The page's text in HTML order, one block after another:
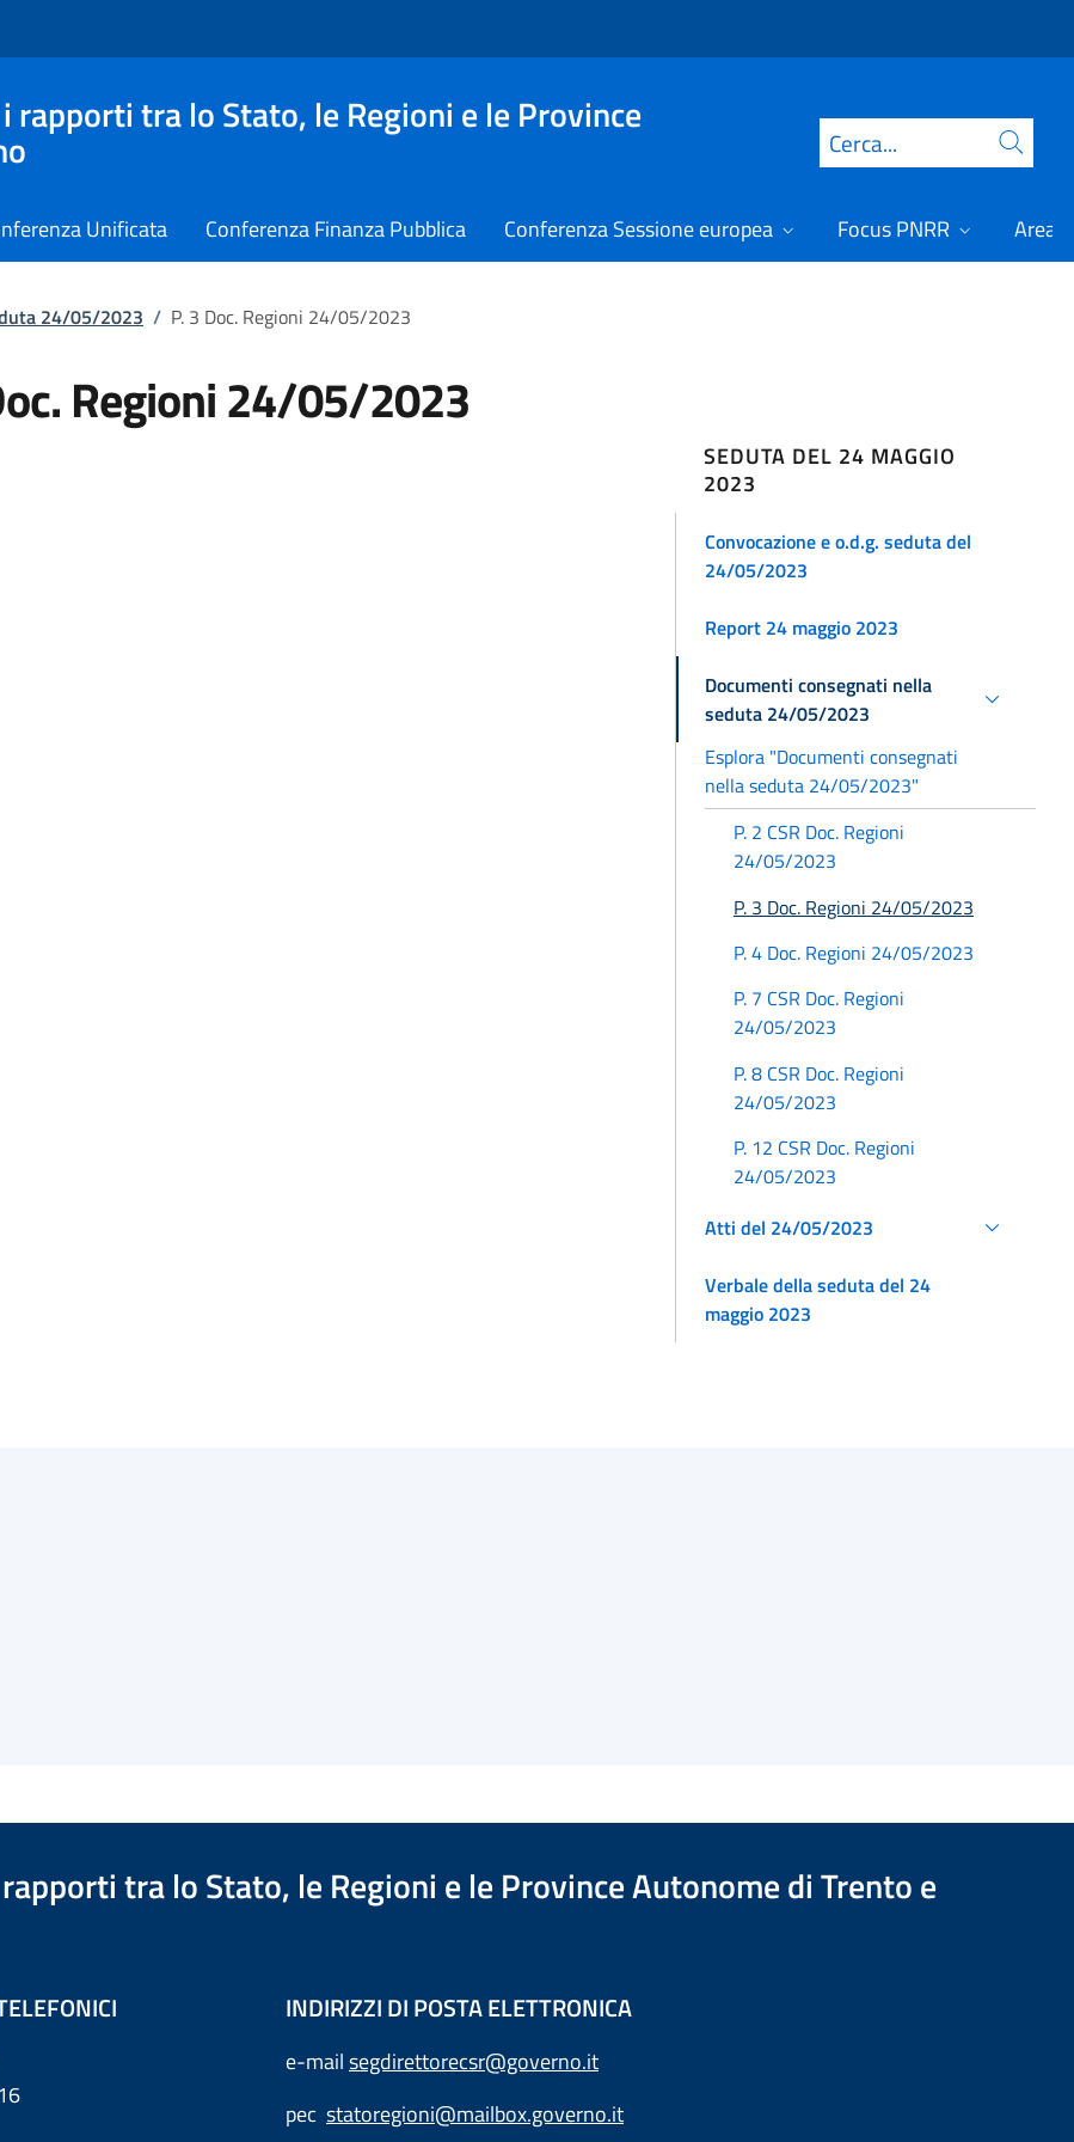
rapporti tra lo Stato, le Regioni e le Province
Cerca
Unificata Conferenza Finanza Pubblica Conferenza Sessione europea Focus PNRR Area
24/05/2023 / P. 3 Doc. Regioni 24/05/2023
Regioni 24/05/2023
SEDUTA DEL 24 MAGGIO
2023
Convocazione e o.d.g. seduta del
24/05/2023
Report 24 maggio 2023
Documenti consegnati nella
seduta 24/05/2023
Esplora "Documenti consegnati
nella seduta 24/05/2023"
P. 2 CSR Doc. Regioni
24/05/2023
P. 3 Doc. Regioni 24/05/2023
P. 4 Doc. Regioni 24/05/2023
P. 7 CSR Doc. Regioni
24/05/2023
P. 8 CSR Doc. Regioni
24/05/2023
P. 12 CSR Doc. Regioni
24/05/2023
Atti del 24/05/2023
Verbale della seduta del 24
maggio 2023
tra lo Stato, le Regioni e le Province Autonome di Trento e
INDIRIZZI DI POSTA ELETTRONICA
e-mailsegdirettorecsr@governo.it
pec statoregioni@mailbox.governo.it